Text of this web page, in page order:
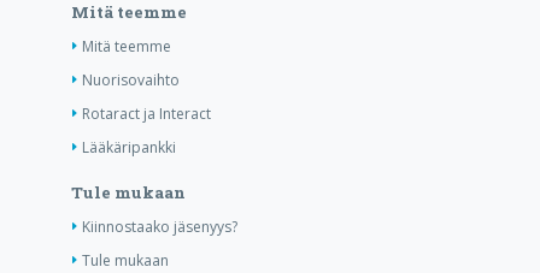
Mitä teemme
Mitä teemme
Nuorisovaihto
Rotaract ja Interact
Lääkäripankki
Tule mukaan
Kiinnostaako jäsenyys?
Tule mukaan